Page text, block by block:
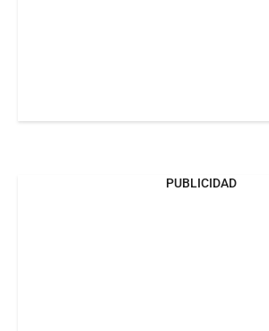
PUBLICIDAD